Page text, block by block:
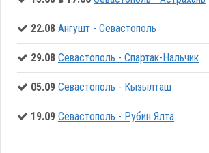
22.08 Ангушт - Севастополь
29.08 Севастополь - Спартак-Нальчик
05.09 Севастополь - Кызылташ
19.09 Севастополь - Рубин Ялта